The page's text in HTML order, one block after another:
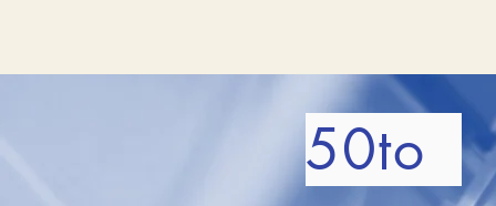
50to